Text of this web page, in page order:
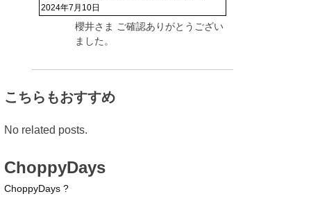
2024年7月10日
櫻井さま ご確認ありがとうござい
ました。
こちらもおすすめ
No related posts.
ChoppyDays
ChoppyDays ?